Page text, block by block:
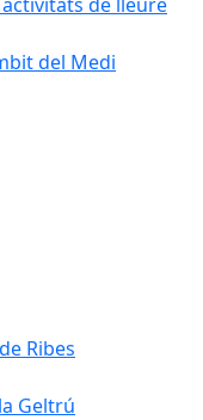
del Medi
Ribes
Geltrú